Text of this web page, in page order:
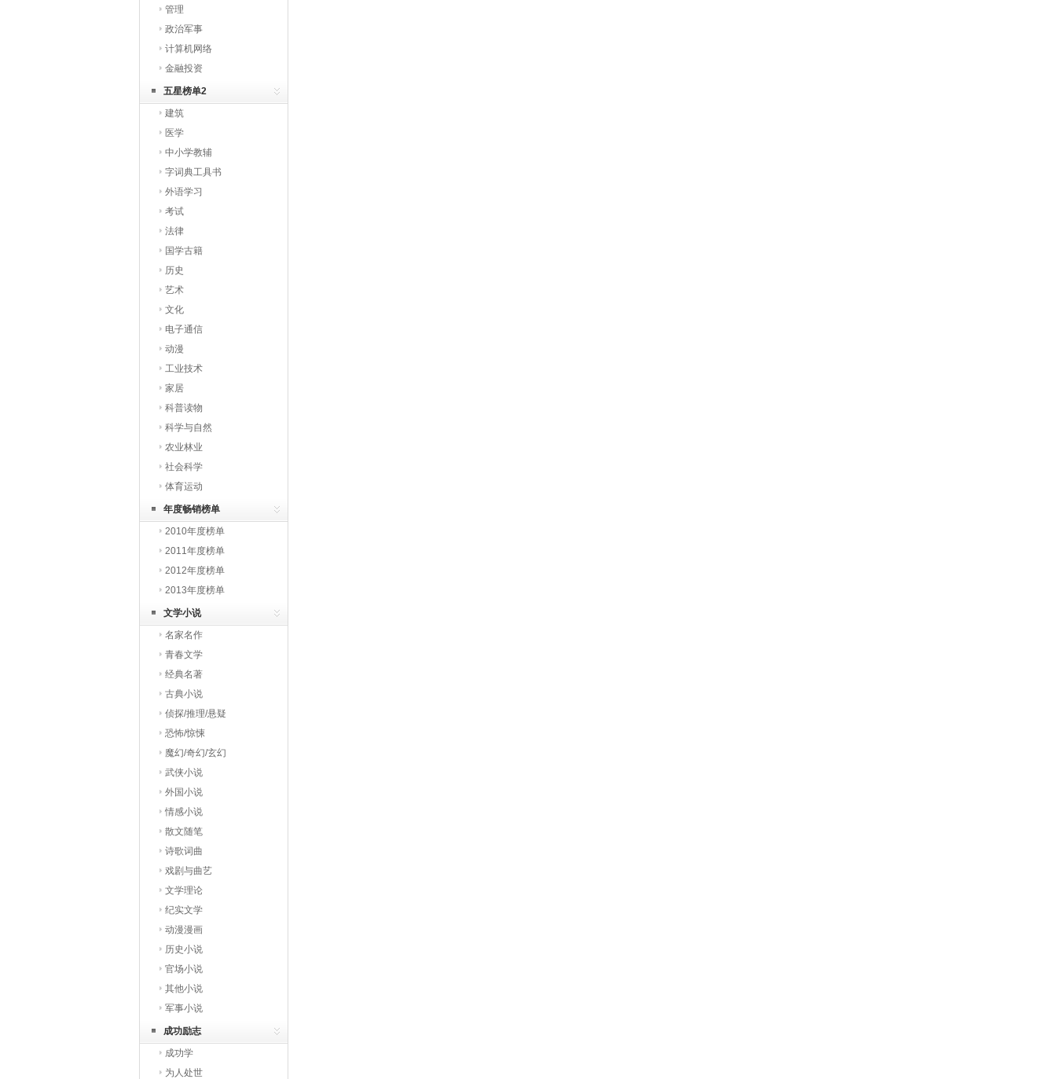
管理
政治军事
计算机网络
金融投资
五星榜单2
建筑
医学
中小学教辅
字词典工具书
外语学习
考试
法律
国学古籍
历史
艺术
文化
电子通信
动漫
工业技术
家居
科普读物
科学与自然
农业林业
社会科学
体育运动
年度畅销榜单
2010年度榜单
2011年度榜单
2012年度榜单
2013年度榜单
文学小说
名家名作
青春文学
经典名著
古典小说
侦探/推理/悬疑
恐怖/惊悚
魔幻/奇幻/玄幻
武侠小说
外国小说
情感小说
散文随笔
诗歌词曲
戏剧与曲艺
文学理论
纪实文学
动漫漫画
历史小说
官场小说
其他小说
军事小说
成功励志
成功学
为人处世